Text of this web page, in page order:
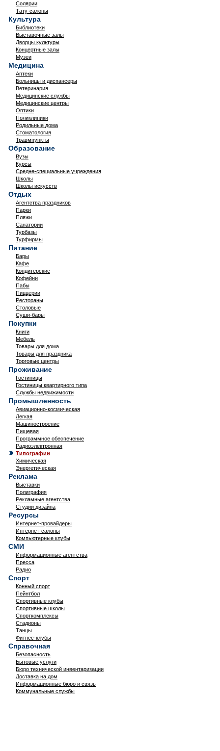
Солярии
Тату-салоны
Культура
Библиотеки
Выставочные залы
Дворцы культуры
Концертные залы
Музеи
Медицина
Аптеки
Больницы и диспансеры
Ветеринария
Медицинские службы
Медицинские центры
Оптики
Поликлиники
Родильные дома
Стоматология
Травмпункты
Образование
Вузы
Курсы
Средне-специальные учреждения
Школы
Школы искусств
Отдых
Агентства праздников
Парки
Пляжи
Санатории
Турбазы
Турфирмы
Питание
Бары
Кафе
Кондитерские
Кофейни
Пабы
Пиццерии
Рестораны
Столовые
Суши-бары
Покупки
Книги
Мебель
Товары для дома
Товары для праздника
Торговые центры
Проживание
Гостиницы
Гостиницы квартирного типа
Службы недвижимости
Промышленность
Авиационно-космическая
Легкая
Машиностроение
Пищевая
Программное обеспечение
Радиоэлектронная
Типографии
Химическая
Энергетическая
Реклама
Выставки
Полиграфия
Рекламные агентства
Студии дизайна
Ресурсы
Интернет-провайдеры
Интернет-салоны
Компьютерные клубы
СМИ
Информационные агентства
Пресса
Радио
Спорт
Конный спорт
Пейнтбол
Спортивные клубы
Спортивные школы
Спорткомплексы
Стадионы
Танцы
Фитнес-клубы
Справочная
Безопасность
Бытовые услуги
Бюро технической инвентаризации
Доставка на дом
Информационные бюро и связь
Коммунальные службы